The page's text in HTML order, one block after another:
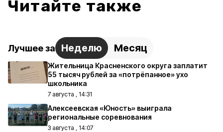
Читайте также
Лучшее за Неделю Месяц
Жительница Красненского округа заплатит
55 тысяч рублей за «потрёпанное» ухо
школьника
7 августа , 14:31
Алексеевская «Юность» выиграла
региональные соревнования
3 августа , 14:07